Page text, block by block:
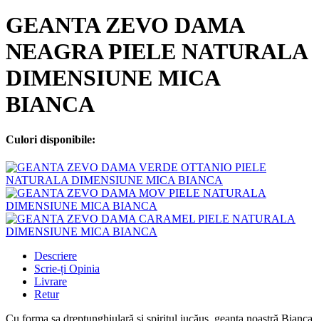
GEANTA ZEVO DAMA
NEAGRA PIELE NATURALA
DIMENSIUNE MICA
BIANCA
Culori disponibile:
Descriere
Scrie-ți Opinia
Livrare
Retur
Cu forma sa dreptunghiulară și spiritul jucăuș, geanta noastră Bianca